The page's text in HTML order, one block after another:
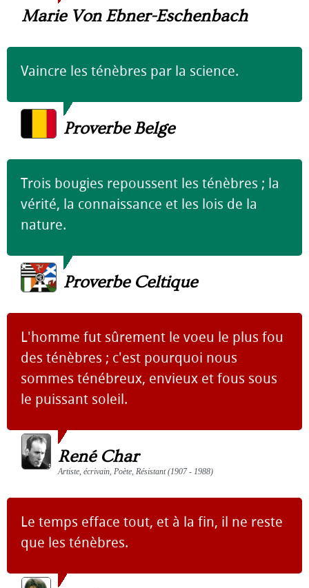
Marie Von Ebner-Eschenbach
Vaincre les ténèbres par la science.
Proverbe Belge
Trois bougies repoussent les ténèbres ; la
vérité, la connaissance et les lois de la
nature.
Proverbe Celtique
L'homme fut sûrement le voeu le plus fou
des ténèbres ; c'est pourquoi nous
sommes ténébreux, envieux et fous sous
le puissant soleil.
René Char
Artiste, écrivain, Poète, Résistant (1907 - 1988)
Le temps efface tout, et à la fin, il ne reste
que les ténèbres.